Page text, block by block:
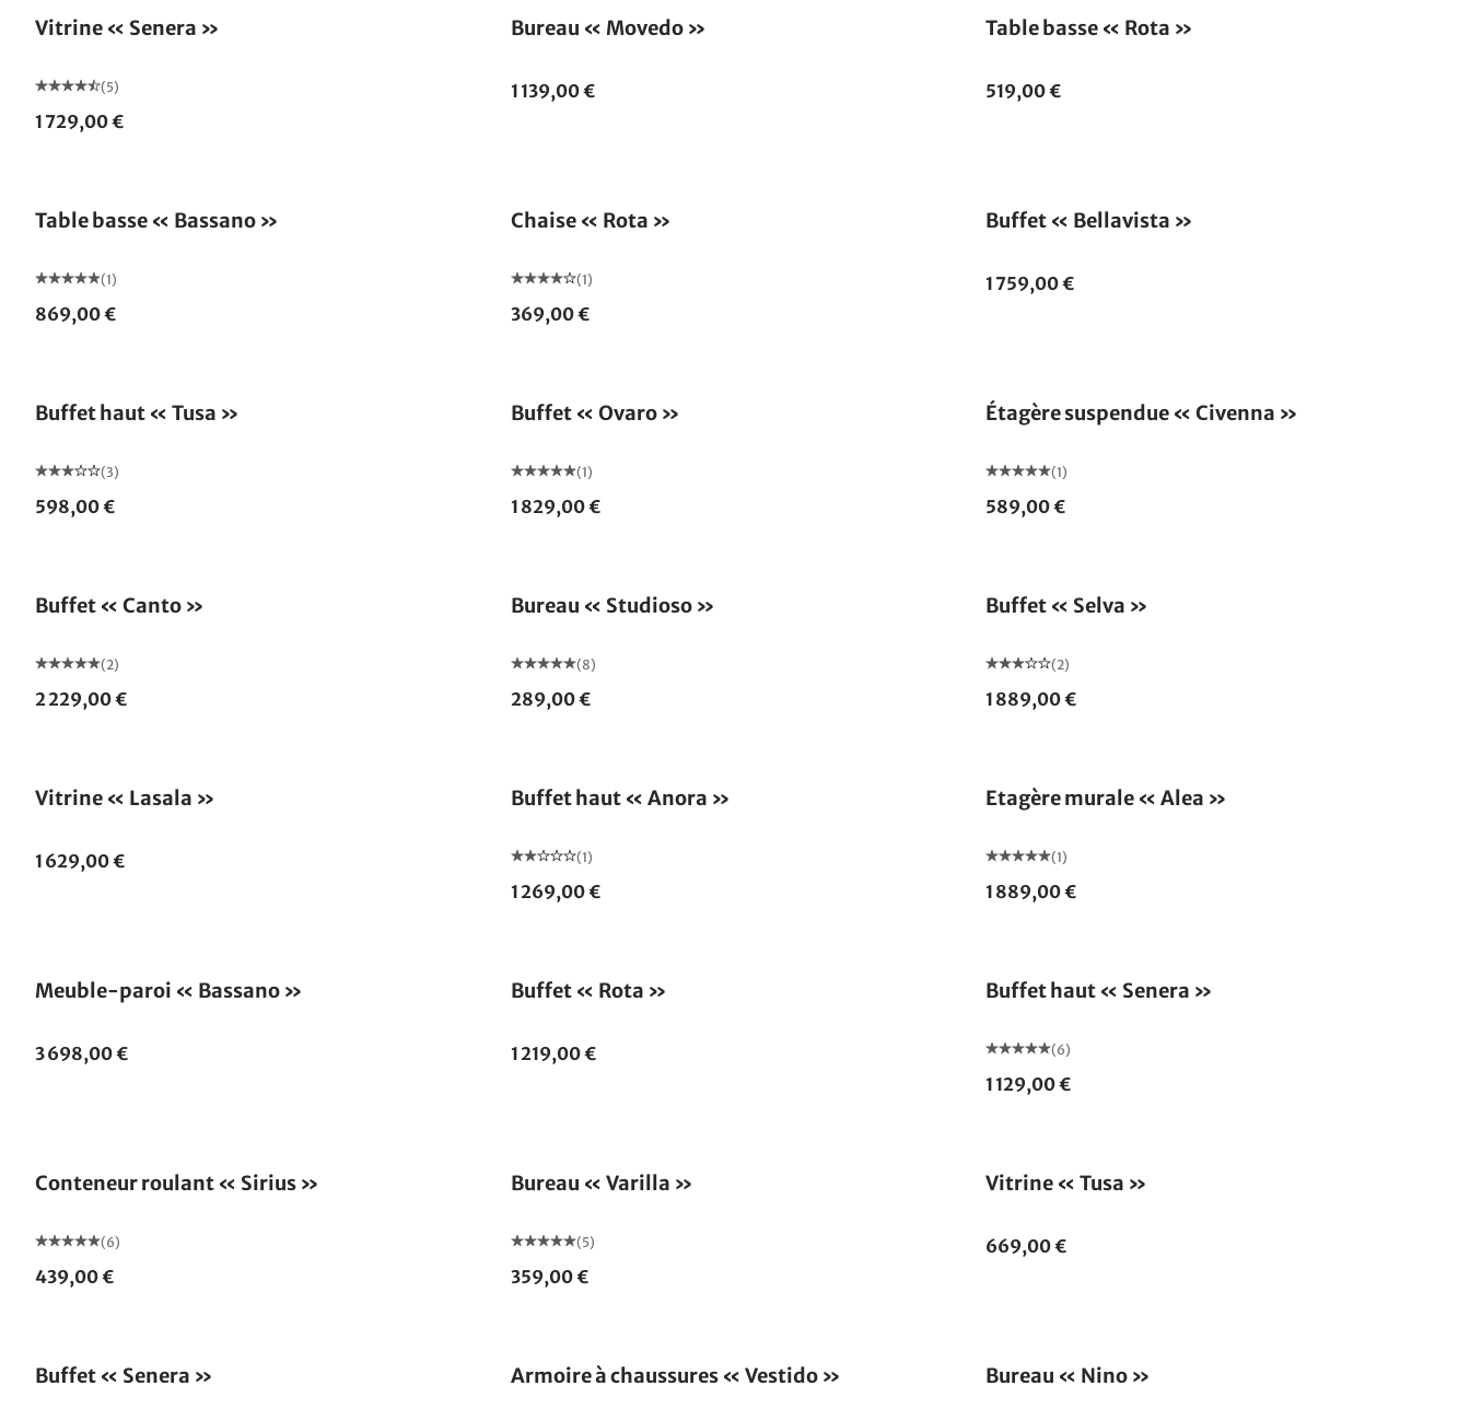
Vitrine « Senera »
(5)
1 729,00 €
Bureau « Movedo »
1 139,00 €
Table basse « Rota »
519,00 €
Table basse « Bassano »
(1)
869,00 €
Chaise « Rota »
(1)
369,00 €
Buffet « Bellavista »
1 759,00 €
Buffet haut « Tusa »
(3)
598,00 €
Buffet « Ovaro »
(1)
1 829,00 €
Étagère suspendue « Civenna »
(1)
589,00 €
Buffet « Canto »
(2)
2 229,00 €
Bureau « Studioso »
(8)
289,00 €
Buffet « Selva »
(2)
1 889,00 €
Vitrine « Lasala »
1 629,00 €
Buffet haut « Anora »
(1)
1 269,00 €
Etagère murale « Alea »
(1)
1 889,00 €
Meuble-paroi « Bassano »
3 698,00 €
Buffet « Rota »
1 219,00 €
Buffet haut « Senera »
(6)
1 129,00 €
Conteneur roulant « Sirius »
(6)
439,00 €
Bureau « Varilla »
(5)
359,00 €
Vitrine « Tusa »
669,00 €
Buffet « Senera » Armoire à chaussures « Vestido » Bureau « Nino »